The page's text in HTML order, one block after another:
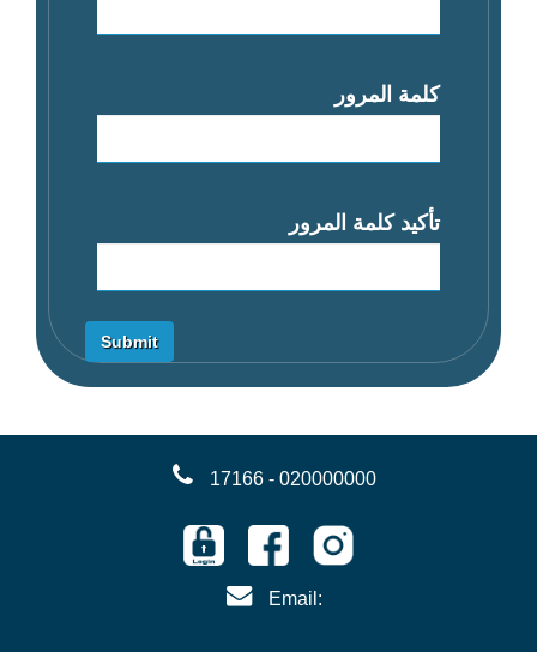
كلمة المرور
تأكيد كلمة المرور
17166 - 020000000
Email: